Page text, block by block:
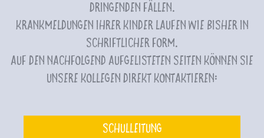
dringenden Fällen.
Krankmeldungen Ihrer Kinder laufen wie bisher in
schriftlicher Form.
Auf den nachfolgend aufgelisteten Seiten können Sie
unsere Kollegen direkt kontaktieren:
Schulleitung